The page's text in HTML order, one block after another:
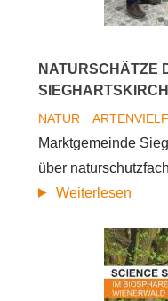
NATURSCHÄTZE
NATUR
Marktgemeinde
über
Weiterlesen
in